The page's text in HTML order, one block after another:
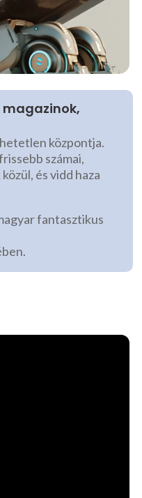
magazinok,
központja.
számai,
és vidd haza
fantasztikus